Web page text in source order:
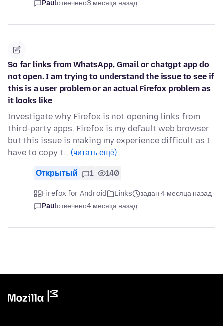
Paulотвечено3 месяца назад
So far links from WhatsApp, Gmail or chatgpt app do
not open. I am trying to understand the issue to see if
this is a user problem or an actual Firefox problem as
it looks like
Investigate why Firefox is not opening links from
third-party apps. Firefox is my default web browser
but this issue is making my experience difficult as I
have to copy t… (читать ещё)
Открытый 1 140
Firefox for Android Links
задан 4 месяца назад
Paulотвечено4 месяца назад